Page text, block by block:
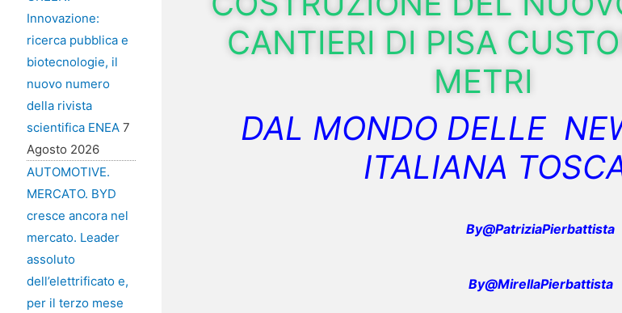
Innovazione:
ricerca pubblica e
biotecnologie, il
nuovo numero
della rivista
scientifica ENEA 7
Agosto 2026
AUTOMOTIVE.
MERCATO. BYD
cresce ancora nel
mercato. Leader
assoluto
dell’elettrificato e,
per il terzo mese
CANTIERI DI PISA
METRI
DAL MONDO DELLE
ITALIANA
By@PatriziaPierbattista
By@MirellaPierbattista